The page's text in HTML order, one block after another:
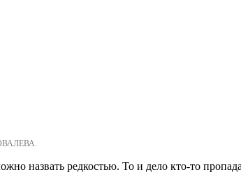
назвать редкостью. То и дело кто-то